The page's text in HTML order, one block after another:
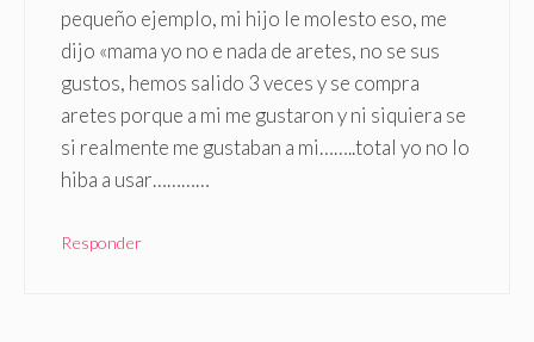
pequeño ejemplo, mi hijo le molesto eso, me
dijo «mama yo no e nada de aretes, no se sus
gustos, hemos salido 3 veces y se compra
aretes porque a mi me gustaron y ni siquiera se
si realmente me gustaban a mi……..total yo no lo
hiba a usar…………
Responder